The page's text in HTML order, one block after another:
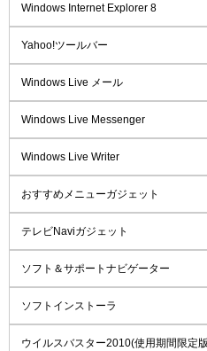
Windows Internet Explorer 8
Yahoo!ツールバー
Windows Live メール
Windows Live Messenger
Windows Live Writer
おすすめメニューガジェット
テレビNaviガジェット
ソフト＆サポートナビゲーター
ソフトインストーラ
ウイルスバスター2010(使用期間限定